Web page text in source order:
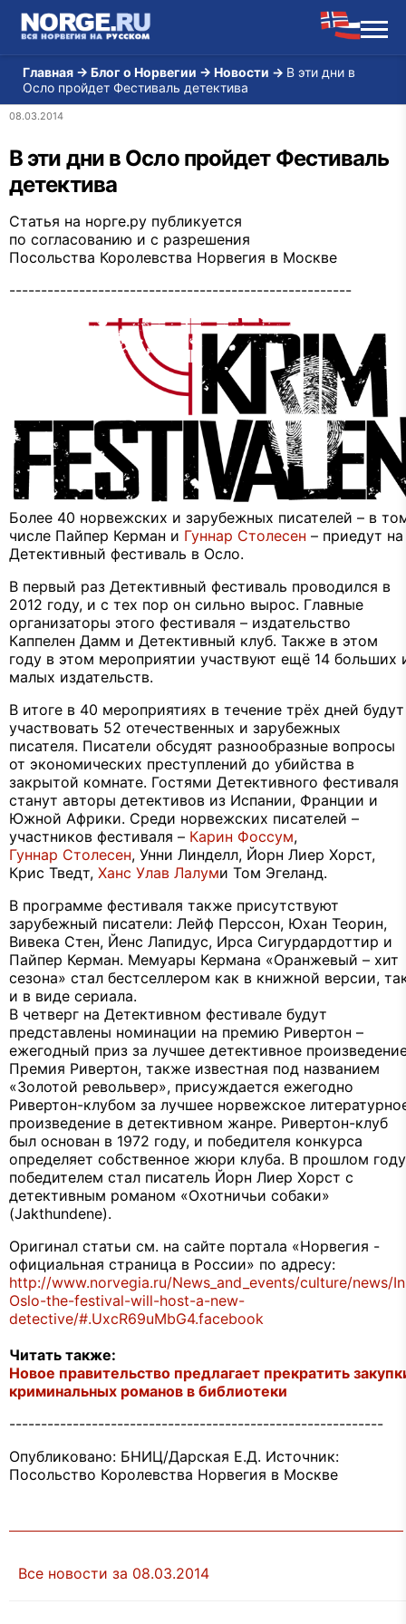
Главная → Блог о Норвегии → Новости → В эти дни в
Осло пройдет Фестиваль детектива
08.03.2014
В эти дни в Осло пройдет Фестиваль
детектива
Статья на норге.ру публикуется
по согласованию и с разрешения
Посольства Королевства Норвегия в Москве
------------------------------------------------------
Более 40 норвежских и зарубежных писателей – в
числе Пайпер Керман и Гуннар Столесен – приедут на
Детективный фестиваль в Осло.
В первый раз Детективный фестиваль проводился в
2012 году, и с тех пор он сильно вырос. Главные
организаторы этого фестиваля – издательство
Каппелен Дамм и Детективный клуб. Также в этом
году в этом мероприятии участвуют ещё 14 больших
малых издательств.
В итоге в 40 мероприятиях в течение трёх дней будут
участвовать 52 отечественных и зарубежных
писателя. Писатели обсудят разнообразные вопросы
от экономических преступлений до убийства в
закрытой комнате. Гостями Детективного фестиваля
станут авторы детективов из Испании, Франции и
Южной Африки. Среди норвежских писателей –
участников фестиваля – Карин Фоссум,
Гуннар Столесен, Унни Линделл, Йорн Лиер Хорст,
Крис Тведт, Ханс Улав Лалуми Том Эгеланд.
В программе фестиваля также присутствуют
зарубежный писатели: Лейф Перссон, Юхан Теорин,
Вивека Стен, Йенс Лапидус, Ирса Сигурдардоттир и
Пайпер Керман. Мемуары Кермана «Оранжевый – хит
сезона» стал бестселлером как в книжной версии,
и в виде сериала.
В четверг на Детективном фестивале будут
представлены номинации на премию Ривертон –
ежегодный приз за лучшее детективное
Премия Ривертон, также известная под названием
«Золотой револьвер», присуждается ежегодно
Ривертон-клубом за лучшее норвежское
произведение в детективном жанре. Ривертон-клуб
был основан в 1972 году, и победителя конкурса
определяет собственное жюри клуба. В прошлом году
победителем стал писатель Йорн Лиер Хорст с
детективным романом «Охотничьи собаки»
(Jakthundene).
Оригинал статьи см. на сайте портала «Норвегия -
официальная страница в России» по адресу:
http://www.norvegia.ru/News_and_events/culture/news/
Oslo-the-festival-will-host-a-new-
detective/#.UxcR69uMbG4.facebook
Читать также:
Новое правительство предлагает прекратить
криминальных романов в библиотеки
-----------------------------------------------------------
Опубликовано: БНИЦ/Дарская Е.Д. Источник:
Посольство Королевства Норвегия в Москве
Все новости за 08.03.2014